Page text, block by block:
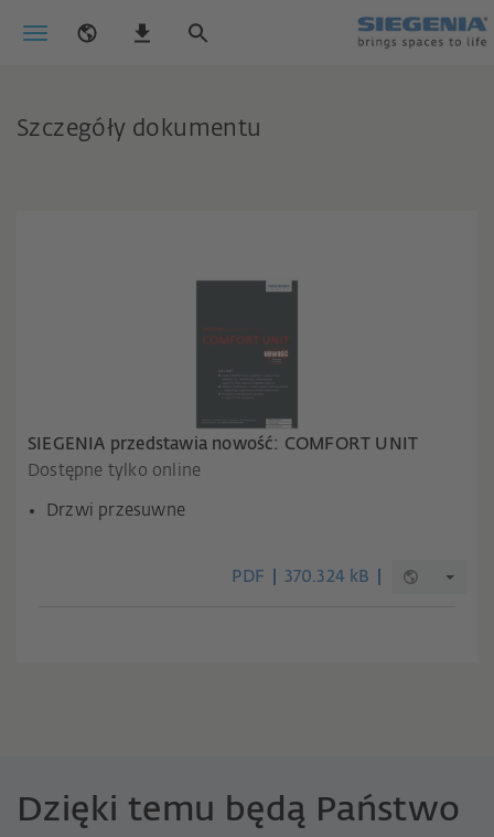
Szczegóły dokumentu
SIEGENIA przedstawia nowość: COMFORT UNIT
Dostępne tylko online
Drzwi przesuwne
PDF 370.324 kB
Dzięki temu będą Państwo